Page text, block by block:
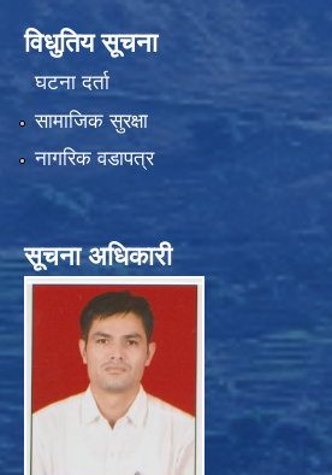
विधुतिय सूचना
घटना दर्ता
सामाजिक सुरक्षा
नागरिक वडापत्र
सूचना अधिकारी